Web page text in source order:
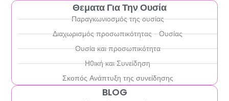
Θεματα Για Την Ουσία
Παραγκωνιοσμός της ουσίας
Διαχωρισμός προσωπικότητας - Ουσίας
Ουσία και προσωπικότητα
Ηθική και Συνείδηση
Σκοπός Ανάπτυξη της συνείδησης
BLOG